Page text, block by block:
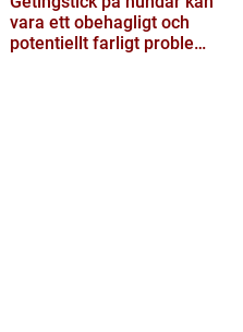
vara ett obehagligt och
potentiellt farligt problem